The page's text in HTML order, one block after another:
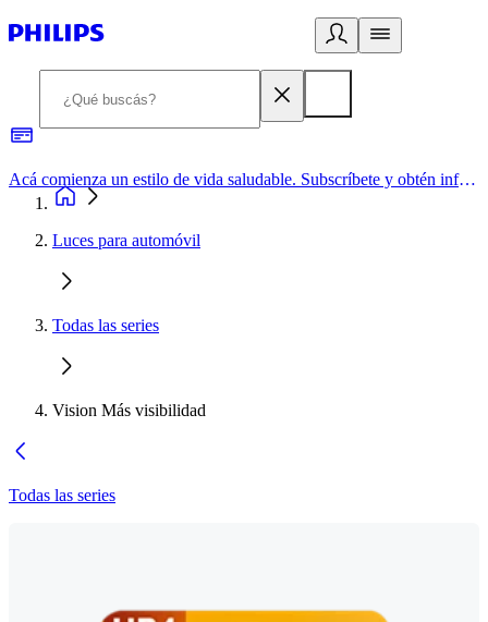
Acá comienza un estilo de vida saludable. Subscríbete y obtén información de primera mano
Luces para automóvil
Todas las series
Vision Más visibilidad
Todas las series